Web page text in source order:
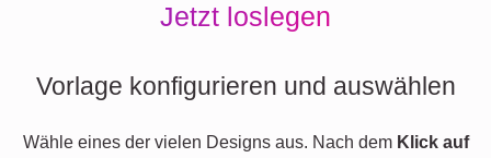
Jetzt loslegen
Vorlage konfigurieren und auswählen
Wähle eines der vielen Designs aus. Nach dem Klick auf